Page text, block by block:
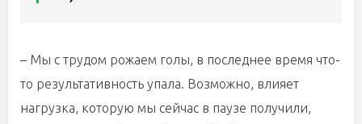
– Мы с трудом рожаем голы, в последнее время что-
то результативность упала. Возможно, влияет
нагрузка, которую мы сейчас в паузе получили,